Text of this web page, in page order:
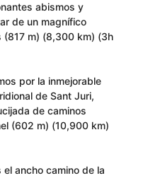
abismos y
de un magnífico
(817 m) (8,300 km) (3h
por la inmejorable
de Sant Juri,
de caminos
(602 m) (10,900 km)
ancho camino de la